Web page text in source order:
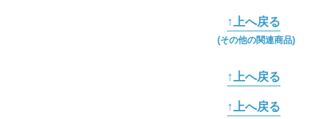
↑上へ戻る
(その他の関連商品)
↑上へ戻る
↑上へ戻る